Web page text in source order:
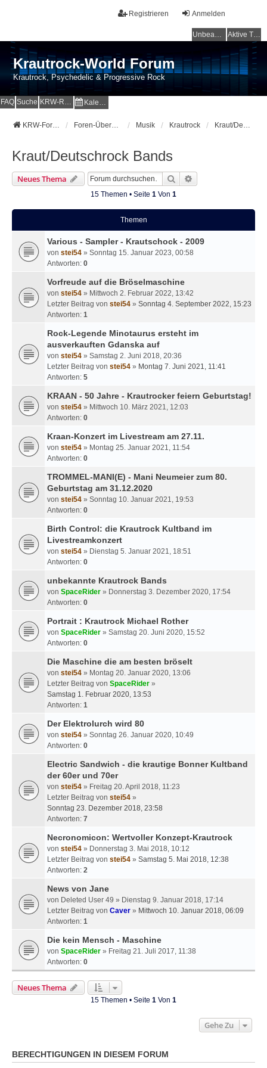
Anmelden
Registrieren
Unbeantwortete Themen Aktive Themen
Krautrock-World Forum
Krautrock, Psychedelic & Progressive Rock
FAQ Suche KRW-Radio Kalender
KRW-Forum Foren-Übersicht Musik Krautrock Kraut/Deutschrock Bands
Kraut/Deutschrock Bands
Neues Thema Suche
15 Themen • Seite 1 Von 1
Themen
Various - Sampler - Krautschock - 2009
von stei54 » Sonntag 15. Januar 2023, 00:58
Antworten: 0
Vorfreude auf die Bröselmaschine
von stei54 » Mittwoch 2. Februar 2022, 13:42
Letzter Beitrag von stei54 » Sonntag 4. September 2022, 15:23
Antworten: 1
Rock-Legende Minotaurus ersteht im
ausverkauften Gdanska auf
von stei54 » Samstag 2. Juni 2018, 20:36
Letzter Beitrag von stei54 » Montag 7. Juni 2021, 11:41
Antworten: 5
KRAAN - 50 Jahre - Krautrocker feiern Geburtstag!
von stei54 » Mittwoch 10. März 2021, 12:03
Antworten: 0
Kraan-Konzert im Livestream am 27.11.
von stei54 » Montag 25. Januar 2021, 11:54
Antworten: 0
TROMMEL-MANI(E) - Mani Neumeier zum 80.
Geburtstag am 31.12.2020
von stei54 » Sonntag 10. Januar 2021, 19:53
Antworten: 0
Birth Control: die Krautrock Kultband im
Livestreamkonzert
von stei54 » Dienstag 5. Januar 2021, 18:51
Antworten: 0
unbekannte Krautrock Bands
von SpaceRider » Donnerstag 3. Dezember 2020, 17:54
Antworten: 0
Portrait : Krautrock Michael Rother
von SpaceRider » Samstag 20. Juni 2020, 15:52
Antworten: 0
Die Maschine die am besten bröselt
von stei54 » Montag 20. Januar 2020, 13:06
Letzter Beitrag von SpaceRider »
Samstag 1. Februar 2020, 13:53
Antworten: 1
Der Elektrolurch wird 80
von stei54 » Sonntag 26. Januar 2020, 10:49
Antworten: 0
Electric Sandwich - die krautige Bonner Kultband
der 60er und 70er
von stei54 » Freitag 20. April 2018, 11:23
Letzter Beitrag von stei54 »
Sonntag 23. Dezember 2018, 23:58
Antworten: 7
Necronomicon: Wertvoller Konzept-Krautrock
von stei54 » Donnerstag 3. Mai 2018, 10:12
Letzter Beitrag von stei54 » Samstag 5. Mai 2018, 12:38
Antworten: 2
News von Jane
von Deleted User 49 » Dienstag 9. Januar 2018, 17:14
Letzter Beitrag von Caver » Mittwoch 10. Januar 2018, 06:09
Antworten: 1
Die kein Mensch - Maschine
von SpaceRider » Freitag 21. Juli 2017, 11:38
Antworten: 0
Neues Thema
15 Themen • Seite 1 Von 1
Gehe Zu
BERECHTIGUNGEN IN DIESEM FORUM